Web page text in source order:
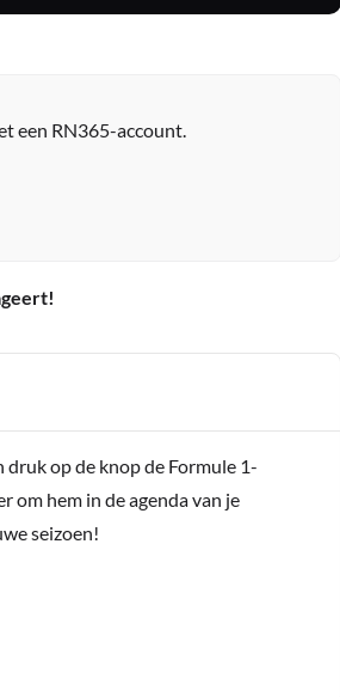
een RN365-account.
druk op de knop de Formule 1-
om hem in de agenda van je
seizoen!